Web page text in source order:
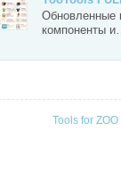
Обновленные
компоненты
Tools for